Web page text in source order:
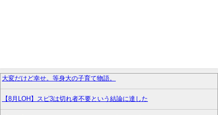
大変だけど幸せ。等身大の子育て物語。
【8月LOH】スピ3は切れ者不要という結論に達した